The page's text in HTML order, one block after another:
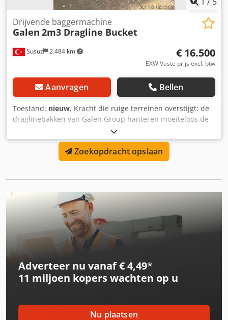
Susuz 2.484 km
Drijvende baggermachine
Galen 2m3 Dragline Bucket
€ 16.500
EXW Vaste prijs excl. btw
Aanvragen Bellen
Toestand: nieuw, Kracht die ruige terreinen overstijgt: de
draglinebakken van Galen Group hanteren moeiteloos de
zwaarste lasten met duurzaamheid en technische
uitmuntendheid! Neem contact met ons op voor vragen.
Djdpfxovzhb Ts AqpsckZoekopdracht opslaan
Adverteer nu vanaf € 4,49*
11 miljoen koperswachten op u
Nu plaatsen